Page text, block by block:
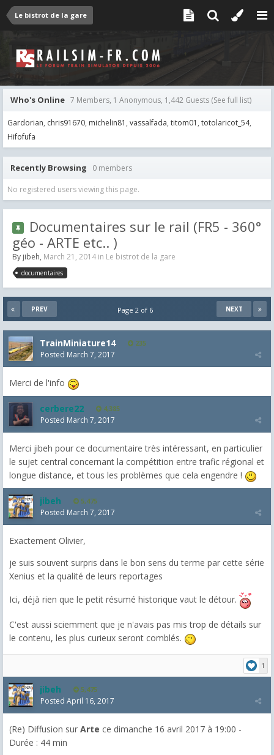
Le bistrot de la gare
Who's Online 7 Members, 1 Anonymous, 1,442 Guests (See full list)
Gardorian chris91670 michelin81 vassalfada titom01 totolaricot_54
Hifofufa
Recently Browsing 0 members
No registered users viewing this page.
Documentaires sur le rail (FR5 - 360°
géo - ARTE etc.. )
By jibeh, March 21, 2014 in Le bistrot de la gare
documentaires
PREV NEXT
Page 2 of 6
TrainMiniature14 235
Posted March 7, 2017
Merci de l'info
cerbere22 4,385
Posted March 7, 2017
Merci jibeh pour ce documentaire très intéressant, en particulier
le sujet central concernant la compétition entre trafic régional et
longue distance, et tous les problèmes que cela engendre !
jibeh 5,475
Posted March 7, 2017
Exactement Olivier,
je suis souvent surpris dans le bon sens du terme par cette série
Xenius et la qualité de leurs reportages
Ici, déjà rien que le petit résumé historique vaut le détour.
C'est aussi sciemment que je n'avais pas mis trop de détails sur
le contenu, les plus curieux seront comblés.
1
jibeh 5,475
Posted April 16, 2017
(Re) Diffusion sur Arte ce dimanche 16 avril 2017 à 19:00 -
Durée : 44 min